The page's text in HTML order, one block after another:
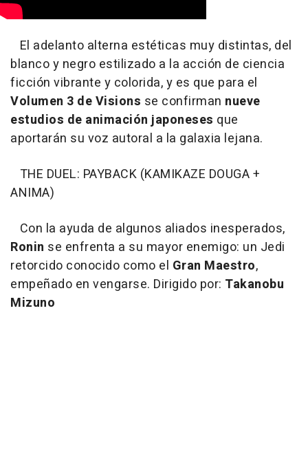
El adelanto alterna estéticas muy distintas, del
blanco y negro estilizado a la acción de ciencia
ficción vibrante y colorida, y es que para el
Volumen 3 de Visions se confirman nueve
estudios de animación japoneses que
aportarán su voz autoral a la galaxia lejana.
THE DUEL: PAYBACK (KAMIKAZE DOUGA +
ANIMA)
Con la ayuda de algunos aliados inesperados,
Ronin se enfrenta a su mayor enemigo: un Jedi
retorcido conocido como el Gran Maestro,
empeñado en vengarse. Dirigido por: Takanobu
Mizuno